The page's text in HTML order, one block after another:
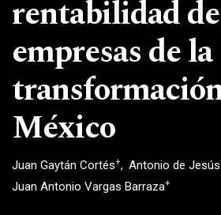
rentabilidad
empresas de la
México
Juan Gaytán Cortés+ Antonio de
Juan Antonio Vargas Barraza+